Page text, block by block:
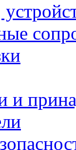
и